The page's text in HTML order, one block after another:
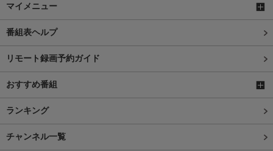
マイメニュー
番組表ヘルプ
リモート録画予約ガイド
おすすめ番組
ランキング
チャンネル一覧